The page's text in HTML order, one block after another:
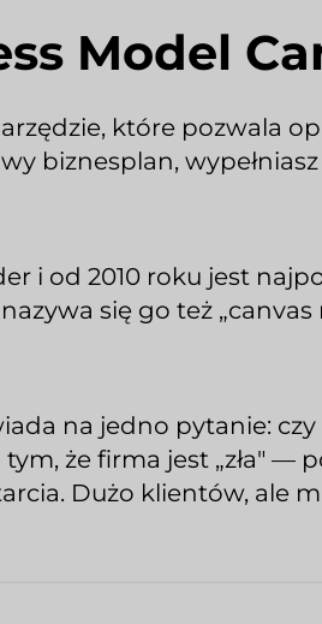
Model
które pozwala
biznesplan,
i od 2010 roku jest
się go też
na jedno pytanie:
że firma jest „zła" —
Dużo klientów,